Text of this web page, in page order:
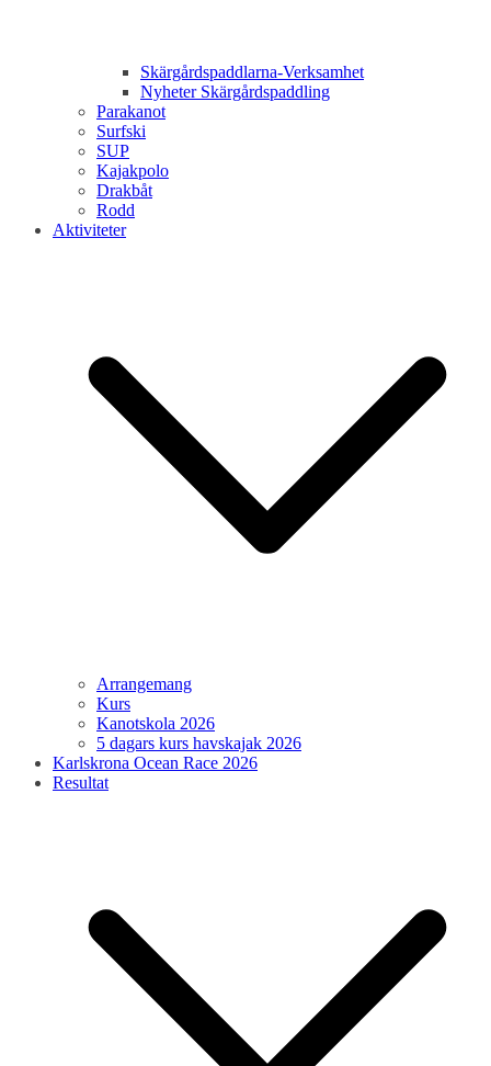
Skärgårdspaddlarna-Verksamhet
Nyheter Skärgårdspaddling
Parakanot
Surfski
SUP
Kajakpolo
Drakbåt
Rodd
Aktiviteter
Arrangemang
Kurs
Kanotskola 2026
5 dagars kurs havskajak 2026
Karlskrona Ocean Race 2026
Resultat